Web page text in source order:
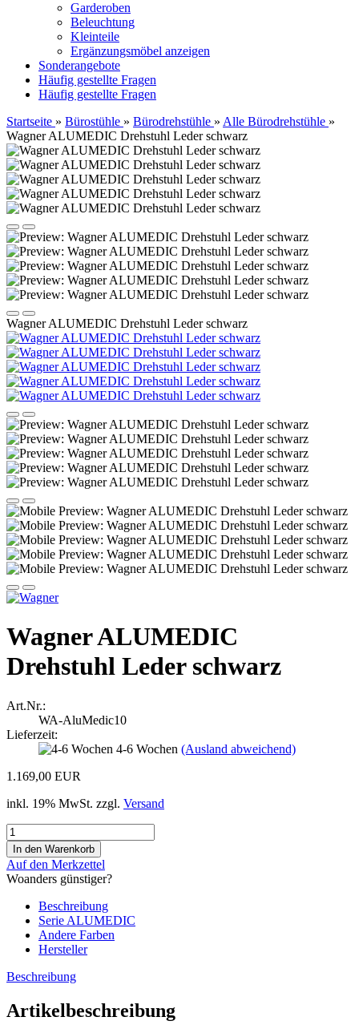
Garderoben
Beleuchtung
Kleinteile
Ergänzungsmöbel anzeigen
Sonderangebote
Häufig gestellte Fragen
Häufig gestellte Fragen
Startseite » Bürostühle » Bürodrehstühle » Alle Bürodrehstühle »
Wagner ALUMEDIC Drehstuhl Leder schwarz
Wagner ALUMEDIC Drehstuhl Leder schwarz
Wagner ALUMEDIC
Drehstuhl Leder schwarz
Art.Nr.:
WA-AluMedic10
Lieferzeit:
4-6 Wochen (Ausland abweichend)
1.169,00 EUR
inkl. 19% MwSt. zzgl. Versand
Auf den Merkzettel
Woanders günstiger?
Beschreibung
Serie ALUMEDIC
Andere Farben
Hersteller
Beschreibung
Artikelbeschreibung